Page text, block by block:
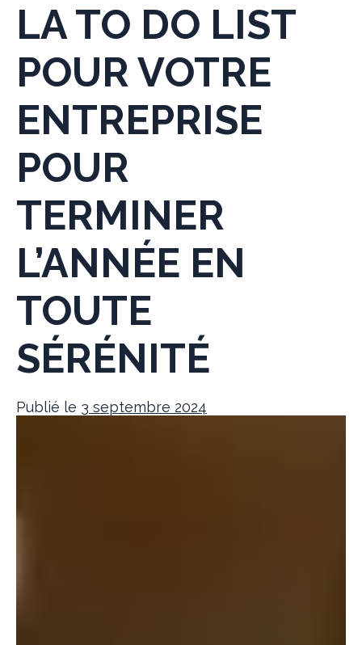
LA TO DO LIST
POUR VOTRE
ENTREPRISE
POUR
TERMINER
L’ANNÉE EN
TOUTE
SÉRÉNITÉ
Publié le 3 septembre 2024